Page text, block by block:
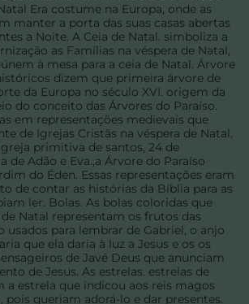
Era costume na Europa, onde as
manter a porta das suas casas abertas
a Noite. A Ceia de Natal. simboliza a
as Famílias na véspera de Natal,
à mesa para a ceia de Natal. Árvore
dizem que primeira árvore de
da Europa no século XVI. origem da
do conceito das Árvores do Paraíso.
em representações medievais que
de Igrejas Cristãs na véspera de Natal.
primitiva de santos, 24 de
de Adão e Eva.,a Árvore do Paraíso
do Éden. Essas representações eram
de contar as histórias da Bíblia para as
ler. Bolas. As bolas coloridas que
Natal representam os frutos das
usados para lembrar de Gabriel, o anjo
que ela daria à luz a Jesus e os os
de Javé Deus que anunciam
de Jesus. As estrelas. estrelas de
a estrela que indicou aos reis magos
pois queriam adorá-lo e dar presentes.